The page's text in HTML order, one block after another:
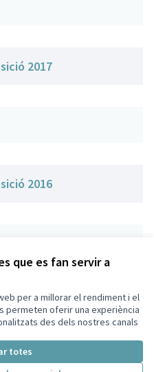
que es fan servir a
per a millorar el rendiment i el
permeten oferir una experiència
des dels nostres canals
totes
2017
2016
GitHub